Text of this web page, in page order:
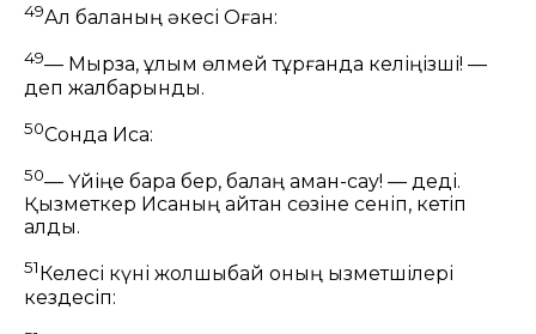
49Ал баланың әкесі Оған:
49— Мырза, ұлым өлмей тұрғанда келіңізші! —
деп жалбарынды.
50Сонда Иса:
50— Үйіңе бара бер, балаң аман-сау! — деді.
Қызметкер Исаның айтқан сөзіне сеніп, кетіп
қалды.
51 Келесі күні жолшыбай оның қызметшілері
кездесіп: